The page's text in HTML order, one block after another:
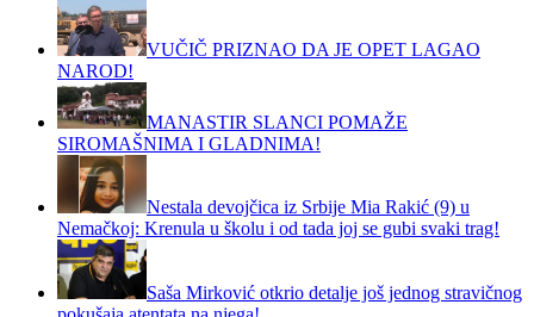
VUČIČ PRIZNAO DA JE OPET LAGAO
NAROD!
MANASTIR SLANCI POMAŽE
SIROMAŠNIMA I GLADNIMA!
Nestala devojčica iz Srbije Mia Rakić (9) u
Nemačkoj: Krenula u školu i od tada joj se gubi svaki trag!
Saša Mirković otkrio detalje još jednog stravičnog